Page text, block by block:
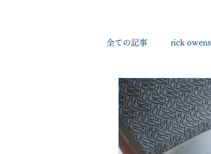
全ての記事 rick owens
george cleverley
new balance